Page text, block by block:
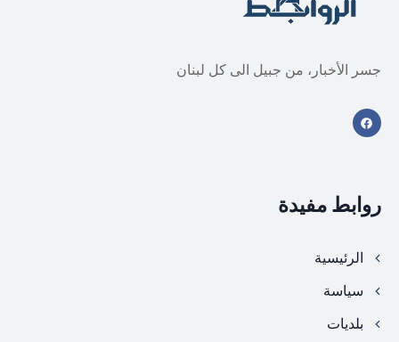
جسر الأخبار، من جبيل الى كل لبنان
روابط مفيدة
الرئيسية
سياسة
بلديات